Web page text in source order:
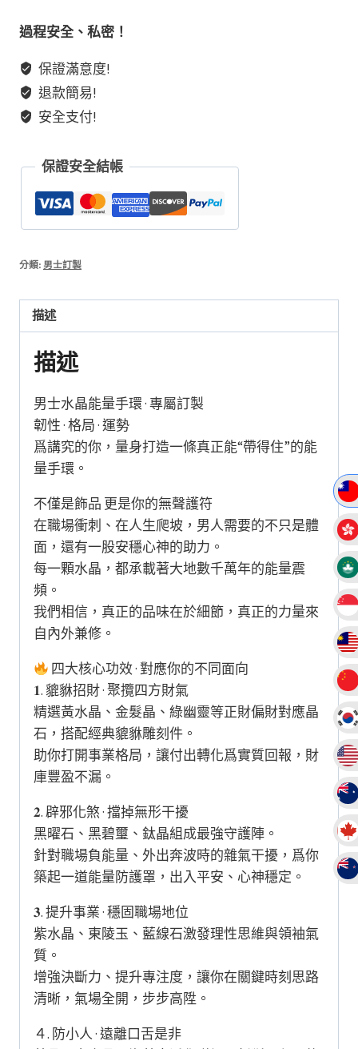
銀
石
灰
月
串
虎
生
過程安全、私密！
保證滿意度!
退款簡易!
安全支付!
保證安全結帳
分類: 男士訂製
描述
描述
男士水晶能量手環 · 專屬訂製
韌性 · 格局 · 運勢
爲講究的你，量身打造一條真正能“帶得住”的能
量手環。
不僅是飾品 更是你的無聲護符
在職場衝刺、在人生爬坡，男人需要的不只是體
面，還有一股安穩心神的助力。
每一顆水晶，都承載著大地數千萬年的能量震
頻。
我們相信，真正的品味在於細節，真正的力量來
自內外兼修。
四大核心功效 · 對應你的不同面向
𝟏. 貔貅招財 · 聚攬四方財氣
精選黃水晶、金髮晶、綠幽靈等正財偏財對應晶
石，搭配經典貔貅雕刻件。
助你打開事業格局，讓付出轉化爲實質回報，財
庫豐盈不漏。
𝟐. 辟邪化煞 · 擋掉無形干擾
黑曜石、黑碧璽、鈦晶組成最強守護陣。
針對職場負能量、外出奔波時的雜氣干擾，爲你
築起一道能量防護罩，出入平安、心神穩定。
𝟑. 提升事業 · 穩固職場地位
紫水晶、東陵玉、藍線石激發理性思維與領袖氣
質。
增強決斷力、提升專注度，讓你在關鍵時刻思路
清晰，氣場全開，步步高陞。
４. 防小人 · 遠離口舌是非